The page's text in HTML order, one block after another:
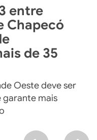
entre
Chapecó
de 35
Oeste deve ser
garante mais